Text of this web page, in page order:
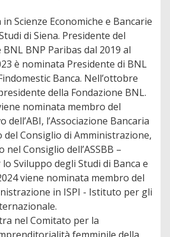
Scienze Economiche e Bancarie
di Siena. Presidente del
BNP Paribas dal 2019 al
è nominata Presidente di BNL
Banca. Nell’ottobre
della Fondazione BNL.
nominata membro del
dell’ABI, l’Associazione Bancaria
del Consiglio di Amministrazione,
nel Consiglio dell’ASSBB –
lo Sviluppo degli Studi di Banca e
viene nominata membro del
in ISPI - Istituto per gli
nel Comitato per la